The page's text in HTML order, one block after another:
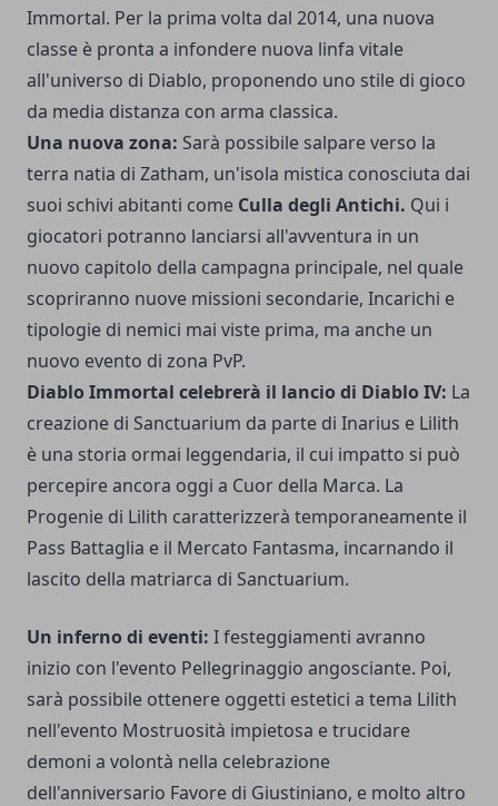
Immortal. Per la prima volta dal 2014, una nuova
classe è pronta a infondere nuova linfa vitale
all'universo di Diablo, proponendo uno stile di gioco
da media distanza con arma classica.
Una nuova zona: Sarà possibile salpare verso la
terra natia di Zatham, un'isola mistica conosciuta dai
suoi schivi abitanti come Culla degli Antichi. Qui i
giocatori potranno lanciarsi all'avventura in un
nuovo capitolo della campagna principale, nel quale
scopriranno nuove missioni secondarie, Incarichi e
tipologie di nemici mai viste prima, ma anche un
nuovo evento di zona PvP.
Diablo Immortal celebrerà il lancio di Diablo IV: La
creazione di Sanctuarium da parte di Inarius e Lilith
è una storia ormai leggendaria, il cui impatto si può
percepire ancora oggi a Cuor della Marca. La
Progenie di Lilith caratterizzerà temporaneamente il
Pass Battaglia e il Mercato Fantasma, incarnando il
lascito della matriarca di Sanctuarium.
Un inferno di eventi: I festeggiamenti avranno
inizio con l'evento Pellegrinaggio angosciante. Poi,
sarà possibile ottenere oggetti estetici a tema Lilith
nell'evento Mostruosità impietosa e trucidare
demoni a volontà nella celebrazione
dell'anniversario Favore di Giustiniano, e molto altro